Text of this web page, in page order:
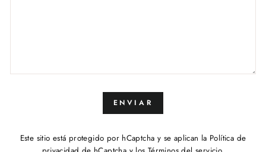
ENVIAR
Este sitio está protegido por hCaptcha y se aplican la Política de